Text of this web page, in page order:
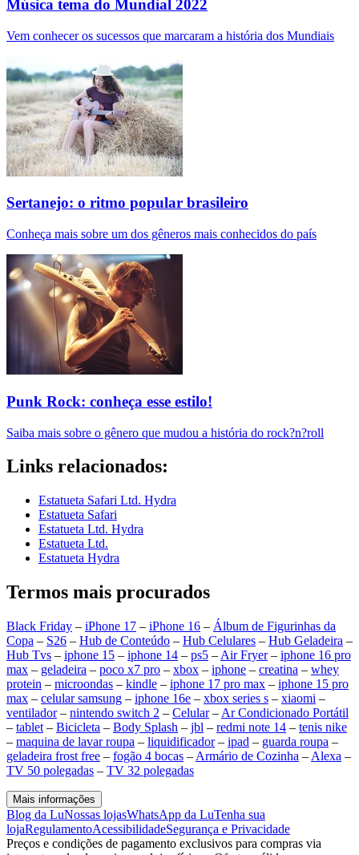
Música tema do Mundial 2022
Vem conhecer os sucessos que marcaram a história dos Mundiais
Sertanejo: o ritmo popular brasileiro
Conheça mais sobre um dos gêneros mais conhecidos do país
Punk Rock: conheça esse estilo!
Saiba mais sobre o gênero que mudou a história do rock?n?roll
Links relacionados:
Estatueta Safari Ltd. Hydra
Estatueta Safari
Estatueta Ltd. Hydra
Estatueta Ltd.
Estatueta Hydra
Termos mais procurados
Black Friday – iPhone 17 – iPhone 16 – Álbum de Figurinhas da
Copa – S26 – Hub de Conteúdo – Hub Celulares – Hub Geladeira –
Hub Tvs – iphone 15 – iphone 14 – ps5 – Air Fryer– iphone 16 pro
max – geladeira – poco x7 pro – xbox – iphone – creatina – whey
protein – microondas – kindle – iphone 17 pro max – iphone 15 pro
max – celular samsung – iphone 16e – xbox series s – xiaomi –
ventilador– nintendo switch 2 – Celular– Ar Condicionado Portátil
– tablet – Bicicleta – Body Splash – jbl – redmi note 14 – tenis nike
– maquina de lavar roupa – liquidificador– ipad – guarda roupa –
geladeira frost free – fogão 4 bocas – Armário de Cozinha – Alexa –
TV 50 polegadas – TV 32 polegadas
Mais informações
Blog da LuNossas lojasWhatsApp da LuTenha sua
lojaRegulamentoAcessibilidadeSegurança e Privacidade
Preços e condições de pagamento exclusivos para compras via